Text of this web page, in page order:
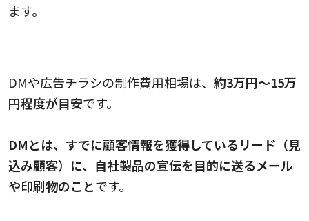
ます。
DMや広告チラシの制作費用相場は、 約3万円～15万
円程度が目安です。
DMとは、すでに顧客情報を獲得しているリード（見
込み顧客）に、自社製品の宣伝を目的に送るメール
や印刷物のことです。